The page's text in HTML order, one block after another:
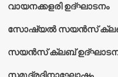
വായനക്കളരി ഉദ്‌ഘാടനം
സോഷ്യൽ സയൻസ് ക്ലബ്
സയൻസ് ക്ലബ്
സമുദ്രദിനാഘോഷം